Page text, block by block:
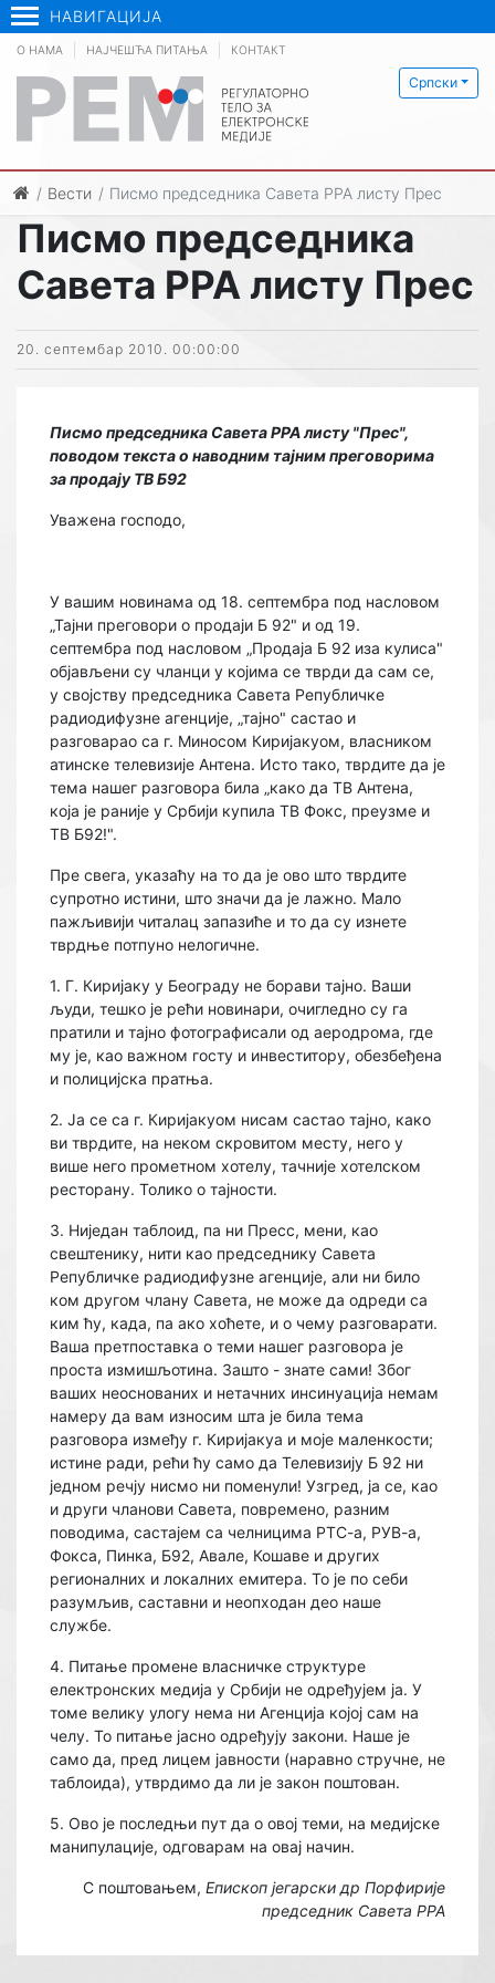
НАВИГАЦИЈА
Српски
О НАМА НАЈЧЕШЋА ПИТАЊА КОНТАКТ
Вести Писмо председника Савета РРА листу Прес
Писмо председника
Савета РРА листу Прес
20. септембар 2010. 00:00:00
Писмо председника Савета РРА листу "Прес",
поводом текста о наводним тајним преговорима
за продају ТВ Б92
Уважена господо,
У вашим новинама од 18. септембра под насловом
„Тајни преговори о продаји Б 92" и од 19.
септембра под насловом „Продаја Б 92 иза кулиса"
објављени су чланци у којима се тврди да сам се,
у својству председника Савета Републичке
радиодифузне агенције, „тајно" састао и
разговарао са г. Миносом Киријакуом, власником
атинске телевизије Антена. Исто тако, тврдите да је
тема нашег разговора била „како да ТВ Антена,
која је раније у Србији купила ТВ Фокс, преузме и
ТВ Б92!".
Пре свега, указаћу на то да је ово што тврдите
супротно истини, што значи да је лажно. Мало
пажљивији читалац запазиће и то да су изнете
тврдње потпуно нелогичне.
1. Г. Киријаку у Београду не борави тајно. Ваши
људи, тешко је рећи новинари, очигледно су га
пратили и тајно фотографисали од аеродрома, где
му је, као важном госту и инвеститору, обезбеђена
и полицијска пратња.
2. Ја се са г. Киријакуом нисам састао тајно, како
ви тврдите, на неком скровитом месту, него у
више него прометном хотелу, тачније хотелском
ресторану. Толико о тајности.
3. Ниједан таблоид, па ни Пресс, мени, као
свештенику, нити као председнику Савета
Републичке радиодифузне агенције, али ни било
ком другом члану Савета, не може да одреди са
ким ћу, када, па ако хоћете, и о чему разговарати.
Ваша претпоставка о теми нашег разговора је
проста измишљотина. Зашто - знате сами! Због
ваших неоснованих и нетачних инсинуација немам
намеру да вам износим шта је била тема
разговора између г. Киријакуа и моје маленкости;
истине ради, рећи ћу само да Телевизију Б 92 ни
једном речју нисмо ни поменули! Узгред, ја се, као
и други чланови Савета, повремено, разним
поводима, састајем са челницима РТС-а, РУВ-а,
Фокса, Пинка, Б92, Авале, Кошаве и других
регионалних и локалних емитера. То је по себи
разумљив, саставни и неопходан део наше
службе.
4. Питање промене власничке структуре
електронских медија у Србији не одређујем ја. У
томе велику улогу нема ни Агенција којој сам на
челу. То питање јасно одређују закони. Наше је
само да, пред лицем јавности (наравно стручне, не
таблоида), утврдимо да ли је закон поштован.
5. Ово је последњи пут да о овој теми, на медијске
манипулације, одговарам на овај начин.
С поштовањем, Епископ јегарски др Порфирије
председник Савета РРА